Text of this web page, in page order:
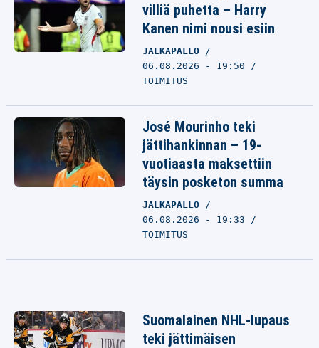
villiä puhetta – Harry
Kanen nimi nousi esiin
JALKAPALLO
06.08.2026 - 19:50
TOIMITUS
José Mourinho teki
jättihankinnan – 19-
vuotiaasta maksettiin
täysin posketon summa
JALKAPALLO
06.08.2026 - 19:33
TOIMITUS
Suomalainen NHL-lupaus
teki jättimäisen